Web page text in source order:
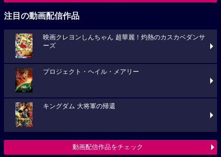
注目の動画配信作品
映画クレヨンしんちゃん 超華麗！灼熱のカスカベダンサ
ーズ
プロジェクト・ヘイル・メアリー
キングダム 大将軍の帰還
動画配信作品をチェック